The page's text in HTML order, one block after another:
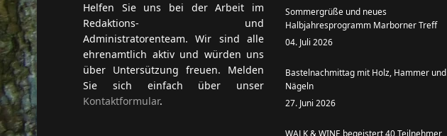
Helfen Sie uns bei der Arbeit im
Redaktions- und
Administratorenteam. Wir sind alle
ehrenamtlich aktiv und würden uns
über Untersützung freuen. Melden
Sie sich einfach über unser
Kontaktformular.
Sommergrüße und neues
Halbjahresprogramm Marborner Treff
04. Juli 2026
Bastelnachmittag mit Holz, Hammer und
Nägeln
27. Juni 2026
WALK & WINE begeistert 40 Teilnehmer